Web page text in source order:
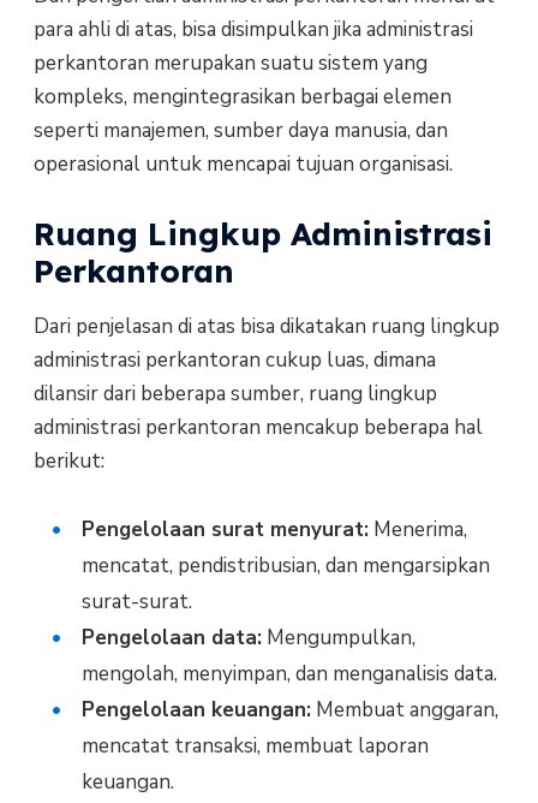
para ahli di atas, bisa disimpulkan jika administrasi
perkantoran merupakan suatu sistem yang
kompleks, mengintegrasikan berbagai elemen
seperti manajemen, sumber daya manusia, dan
operasional untuk mencapai tujuan organisasi.
Ruang Lingkup Administrasi
Perkantoran
Dari penjelasan di atas bisa dikatakan ruang lingkup
administrasi perkantoran cukup luas, dimana
dilansir dari beberapa sumber, ruang lingkup
administrasi perkantoran mencakup beberapa hal
berikut:
Pengelolaan surat menyurat:Menerima,
mencatat, pendistribusian, dan mengarsipkan
surat-surat.
Pengelolaan data:Mengumpulkan,
mengolah, menyimpan, dan menganalisis data.
Pengelolaan keuangan:Membuat anggaran,
mencatat transaksi, membuat laporan
keuangan.